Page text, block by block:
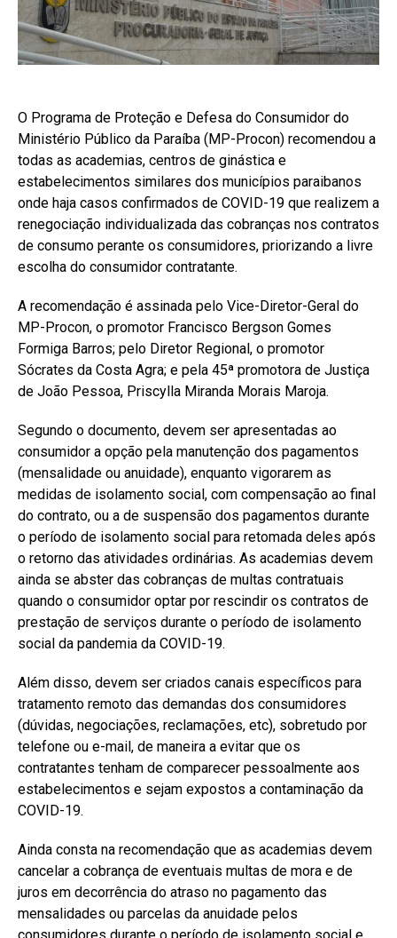
O Programa de Proteção e Defesa do Consumidor do
Ministério Público da Paraíba (MP-Procon) recomendou a
todas as academias, centros de ginástica e
estabelecimentos similares dos municípios paraibanos
onde haja casos confirmados de COVID-19 que realizem a
renegociação individualizada das cobranças nos contratos
de consumo perante os consumidores, priorizando a livre
escolha do consumidor contratante.
A recomendação é assinada pelo Vice-Diretor-Geral do
MP-Procon, o promotor Francisco Bergson Gomes
Formiga Barros; pelo Diretor Regional, o promotor
Sócrates da Costa Agra; e pela 45ª promotora de Justiça
de João Pessoa, Priscylla Miranda Morais Maroja.
Segundo o documento, devem ser apresentadas ao
consumidor a opção pela manutenção dos pagamentos
(mensalidade ou anuidade), enquanto vigorarem as
medidas de isolamento social, com compensação ao final
do contrato, ou a de suspensão dos pagamentos durante
o período de isolamento social para retomada deles após
o retorno das atividades ordinárias. As academias devem
ainda se abster das cobranças de multas contratuais
quando o consumidor optar por rescindir os contratos de
prestação de serviços durante o período de isolamento
social da pandemia da COVID-19.
Além disso, devem ser criados canais específicos para
tratamento remoto das demandas dos consumidores
(dúvidas, negociações, reclamações, etc), sobretudo por
telefone ou e-mail, de maneira a evitar que os
contratantes tenham de comparecer pessoalmente aos
estabelecimentos e sejam expostos a contaminação da
COVID-19.
Ainda consta na recomendação que as academias devem
cancelar a cobrança de eventuais multas de mora e de
juros em decorrência do atraso no pagamento das
mensalidades ou parcelas da anuidade pelos
consumidores durante o período de isolamento social e